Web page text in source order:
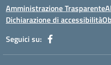
https://irgap.unistra.fr/
https://
https://
https://coronginformasi.com/
https://
Amministrazione Trasparente
Dichiarazione di accessibilità
Seguici su: